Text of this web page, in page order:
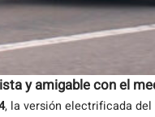
y amigable con el
, la versión electrificada